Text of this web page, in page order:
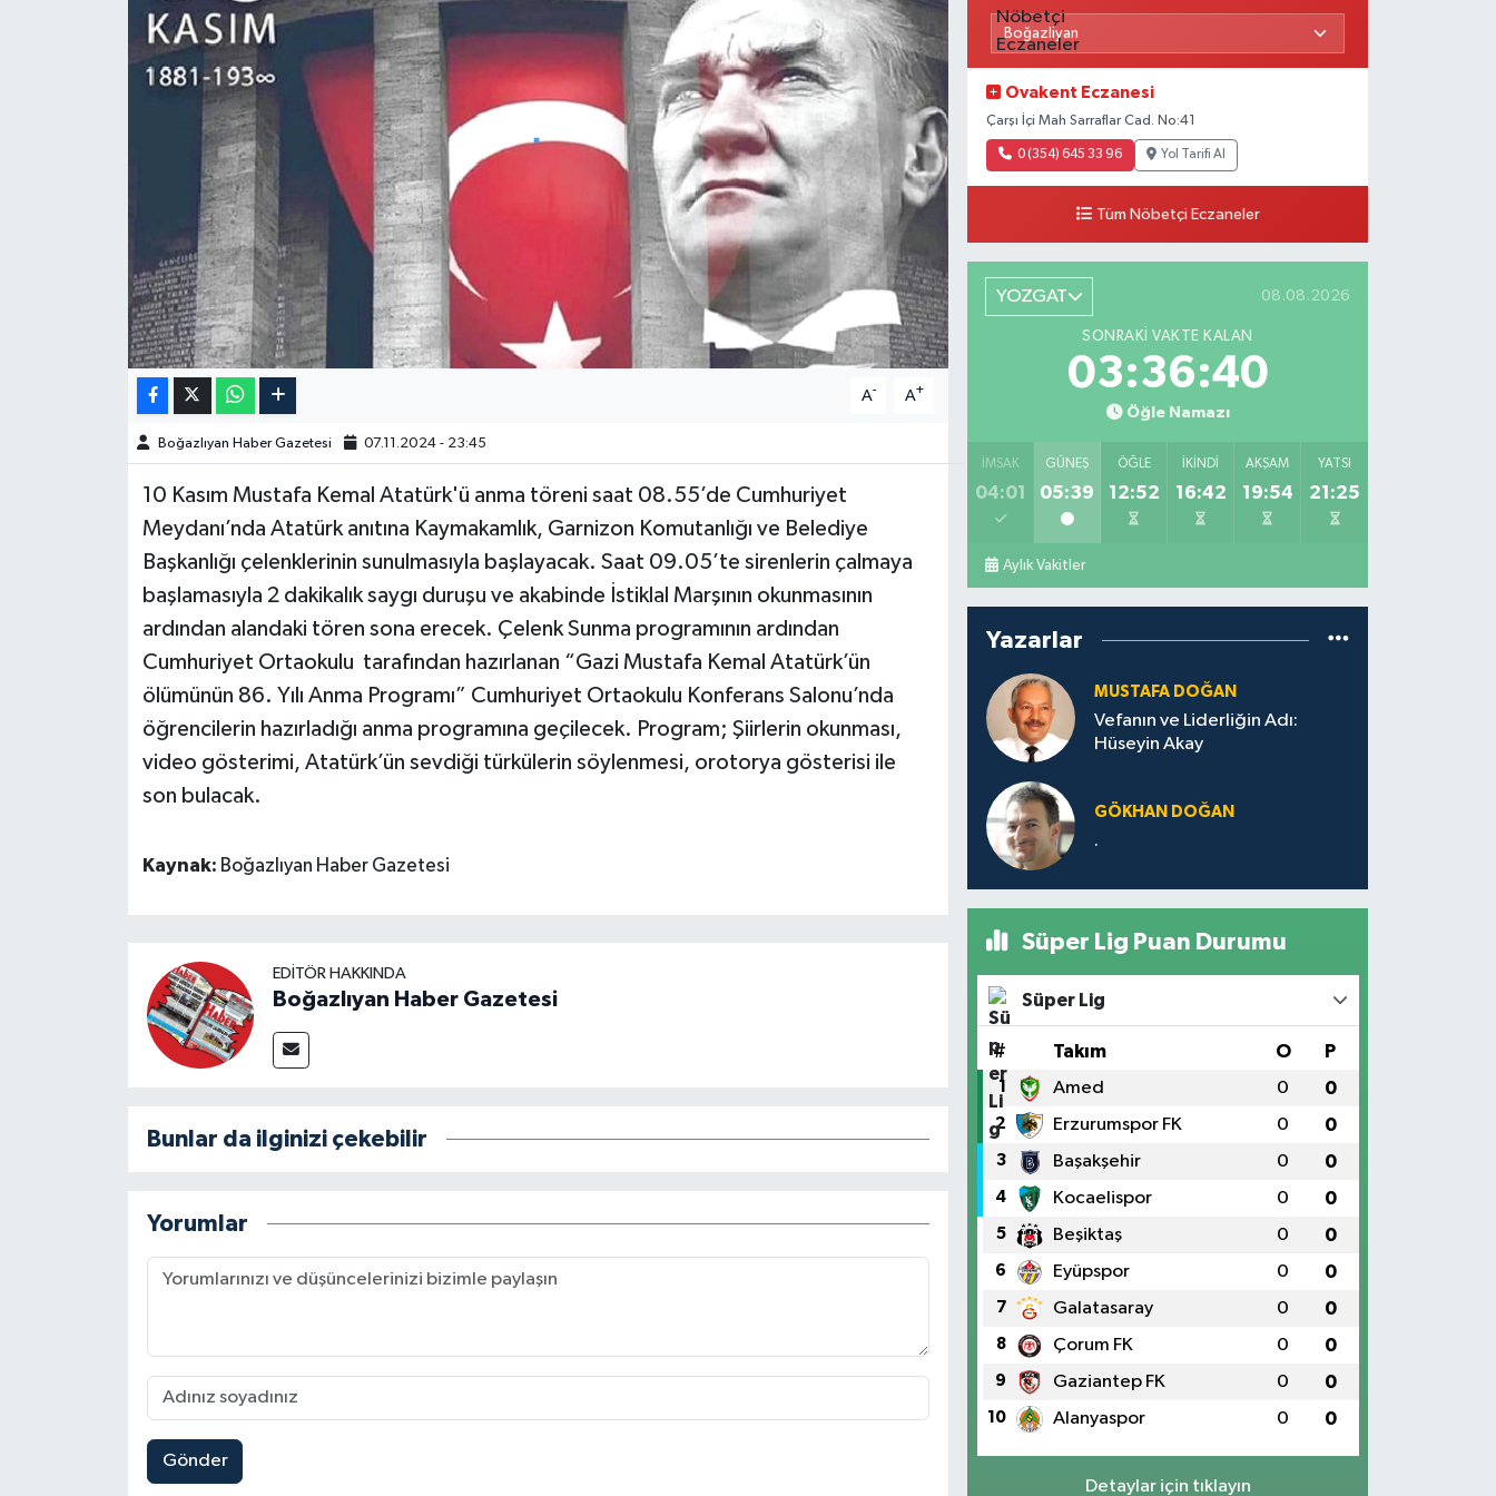
A- A+
Boğazlıyan Haber Gazetesi 07.11.2024 - 23:45
10 Kasım Mustafa Kemal Atatürk'ü anma töreni saat 08.55’de Cumhuriyet
Meydanı’nda Atatürk anıtına Kaymakamlık, Garnizon Komutanlığı ve Belediye
Başkanlığı çelenklerinin sunulmasıyla başlayacak. Saat 09.05’te sirenlerin çalmaya
başlamasıyla 2 dakikalık saygı duruşu ve akabinde İstiklal Marşının okunmasının
ardından alandaki tören sona erecek. Çelenk Sunma programının ardından
Cumhuriyet Ortaokulu tarafından hazırlanan “Gazi Mustafa Kemal Atatürk’ün
ölümünün 86. Yılı Anma Programı” Cumhuriyet Ortaokulu Konferans Salonu’nda
öğrencilerin hazırladığı anma programına geçilecek. Program; Şiirlerin okunması,
video gösterimi, Atatürk’ün sevdiği türkülerin söylenmesi, orotorya gösterisi ile
son bulacak.
Kaynak: Boğazlıyan Haber Gazetesi
EDITÖR HAKKINDA
Boğazlıyan Haber Gazetesi
Bunlar da ilginizi çekebilir
Yorumlar
Gönder
Ovakent Eczanesi
Çarşı İçi Mah Sarraflar Cad. No:41
0 (354) 645 33 96 Yol Tarifi Al
Tüm Nöbetçi Eczaneler
YOZGAT 08.08.2026
SONRAKI VAKTE KALAN
03:36:40
Öğle Namazı
İMSAK
04:01
GÜNEŞ
05:39
ÖĞLE
12:52
İKINDI
16:42
AKŞAM
19:54
YATSI
21:25
Aylık Vakitler
Yazarlar
MUSTAFA DOĞAN
Vefanın ve Liderliğin Adı:
Hüseyin Akay
GÖKHAN DOĞAN
.
Süper Lig Puan Durumu
Süper Lig
# Takım O P
1 Amed 0 0
2 Erzurumspor FK 0 0
3 Başakşehir 0 0
4 Kocaelispor 0 0
5 Beşiktaş 0 0
6 Eyüpspor 0 0
7 Galatasaray 0 0
8 Çorum FK 0 0
9 Gaziantep FK 0 0
10 Alanyaspor 0 0
Detaylar için tıklayın